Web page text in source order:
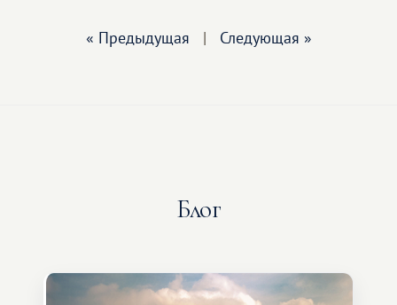
« Предыдущая | Следующая »
Блог